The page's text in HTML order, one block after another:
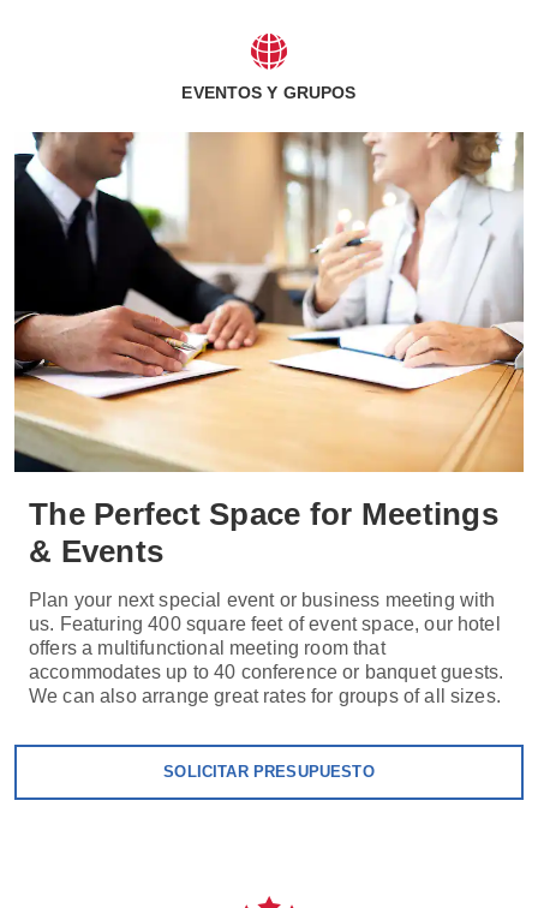
EVENTOS Y GRUPOS
The Perfect Space for Meetings
& Events
Plan your next special event or business meeting with
us. Featuring 400 square feet of event space, our hotel
offers a multifunctional meeting room that
accommodates up to 40 conference or banquet guests.
We can also arrange great rates for groups of all sizes.
SOLICITAR PRESUPUESTO